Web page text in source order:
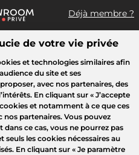
Déjà membre ?
Enfant Hi-tech
de votre vie privée
et technologies similaires afin
du site et ses
avec nos partenaires, des
En cliquant sur « J’accepte
et notamment à ce que ces
partenaires. Vous pouvez
dans ce cas, vous ne pourrez pas
les cookies nécessaires au
En cliquant sur « Je paramètre